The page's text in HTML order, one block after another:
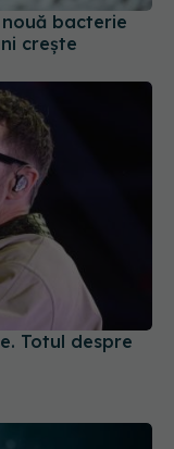
bacterie
crește
Totul despre